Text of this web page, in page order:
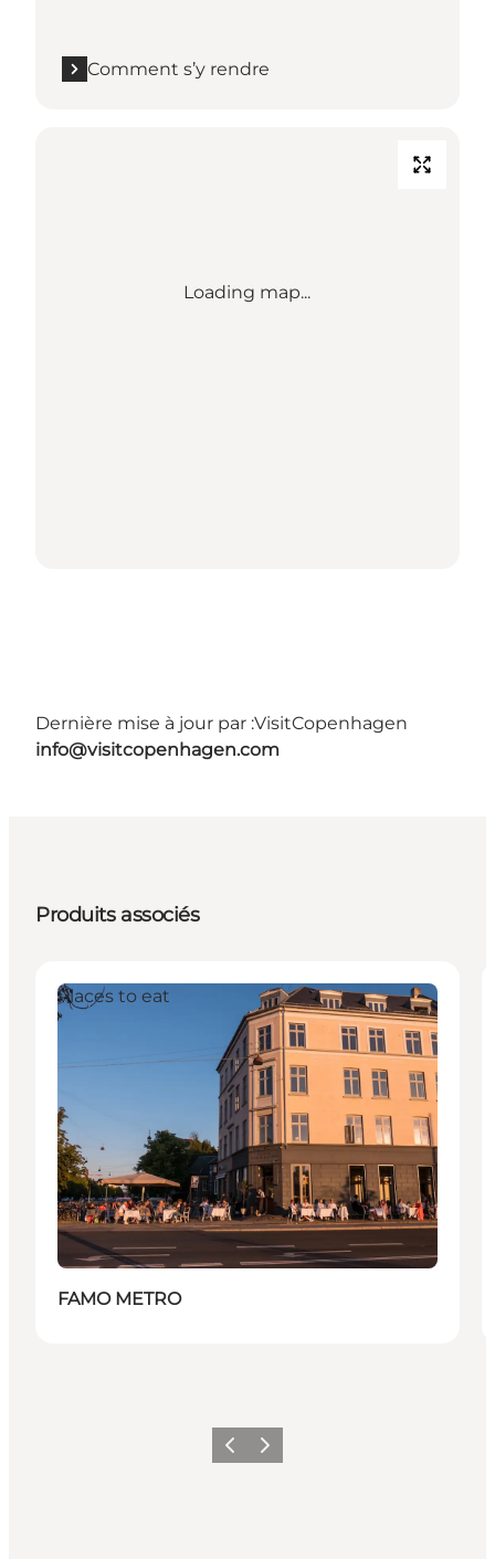
Comment s’y rendre
Loading map...
Dernière mise à jour par :VisitCopenhagen
info@visitcopenhagen.com
Produits associés
Places to eat
FAMO METRO
PrécédentSuivant